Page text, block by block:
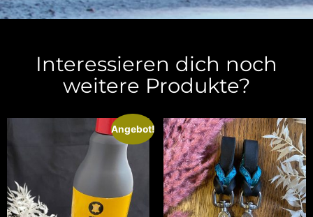
Interessieren dich noch
weitere Produkte?
Angebot!